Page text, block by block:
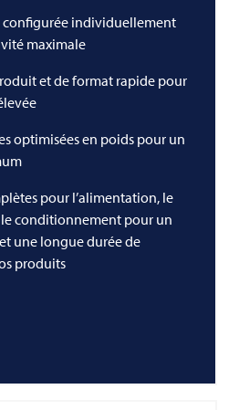
configurée individuellement
maximale
et de format rapide pour
optimisées en poids pour un
pour l’alimentation, le
conditionnement pour un
une longue durée de
produits